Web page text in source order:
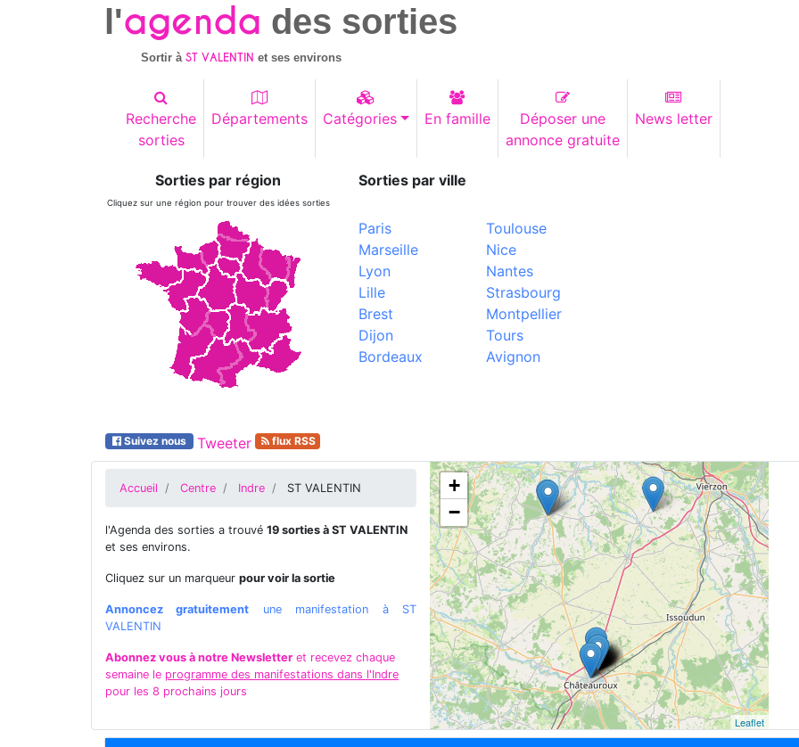
l'agenda des sorties
Sortir àST VALENTIN et ses environs
Recherche
sorties
Départements Catégories En famille
Déposer une
annonce gratuite
News letter
Sorties par région
Cliquez sur une région pour trouver des idées sorties
Sorties par ville
Paris
Marseille
Lyon
Lille
Brest
Dijon
Bordeaux
Toulouse
Nice
Nantes
Strasbourg
Montpellier
Tours
Avignon
Suivez nous Tweeter flux RSS
Accueil Centre Indre ST VALENTIN
l'Agenda des sorties a trouvé 19 sorties à ST VALENTIN
et ses environs.
Cliquez sur un marqueur pour voir la sortie
Annoncez gratuitement une manifestation à ST
VALENTIN
Abonnez vous à notre Newsletter et recevez chaque
semaine le programme des manifestations dans l'Indre
pour les 8 prochains jours
+
−
Leaflet